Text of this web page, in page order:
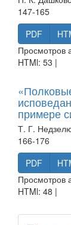
147-165
PDF
Просмотров
HTMl: 53 |
примере
Т. Г.
166-176
PDF
Просмотров
HTMl: 48 |